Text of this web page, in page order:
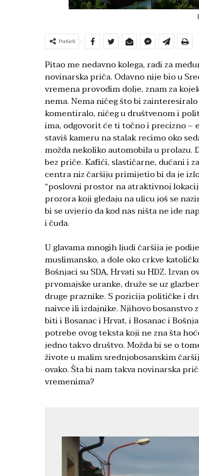
Podijeli
Pitao me nedavno kolega, radi za
novinarska priča. Odavno nije bio u
vremena provodim dolje, znam za
nema. Nema ničeg što bi
komentiralo, ničeg u društvenom i
ima, odgovorit će ti točno i precizno –
staviš kameru na stalak recimo oko
možda nekoliko automobila u prolazu.
bez priče. Kafići, slastičarne, dućani i
centra niz čaršiju primijetio bi da je
“poslovni prostor na atraktivnoj
prozora koji gledaju na ulicu još se
bi se uvjerio da kod nas ništa ne ide
i čuda.
U glavama mnogih ljudi čaršija je
muslimansko, a dole oko crkve
Bošnjaci su SDA, Hrvati su HDZ. Izvan
prvomajske uranke, druže se uz
druge praznike. S pozicija političke i
naivce ili izdajnike. Njihovo bosanstvo
biti i Bosanac i Hrvat, i Bosanac i
potrebe ovog teksta koji ne zna šta
jedno takvo društvo. Možda bi se o
živote u malim srednjobosanskim
ovako. Šta bi nam takva novinarska
vremenima?